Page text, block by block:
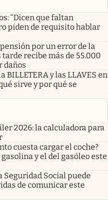
“Dicen que faltan
piden de requisito hablar
por un error de la
recibe más de 55.000
daños
BILLETERA y las LLAVES en
sirve y por qué se
2026: la calculadora para
cuesta cargar el coche?
y el del gasóleo este
Seguridad Social puede
de comunicar este